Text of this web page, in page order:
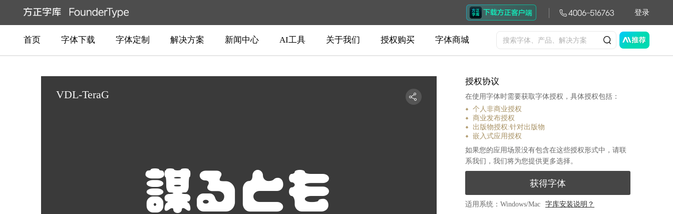
登录
首页 字体下载 字体定制 解决方案 新闻中心 AI工具 关于我们 授权购买 字体商城
VDL-TeraG
謀るとも
授权协议
在使用字体时需要获取字体授权，具体授权包括：
个人非商业授权
商业发布授权
出版物授权:针对出版物
嵌入式应用授权
如果您的应用场景没有包含在这些授权形式中，请联
系我们，我们将为您提供更多选择。
获得字体
适用系统：Windows/Mac 字库安装说明？